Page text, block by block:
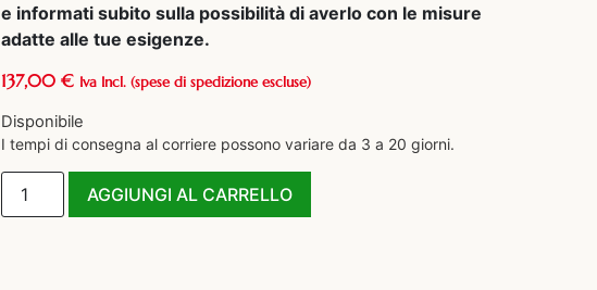
e informati subito sulla possibilità di averlo con le misure
adatte alle tue esigenze.
137,00€ Iva Incl. (spese di spedizione escluse)
Disponibile
I tempi di consegna al corriere possono variare da 3 a 20 giorni.
AGGIUNGI AL CARRELLO